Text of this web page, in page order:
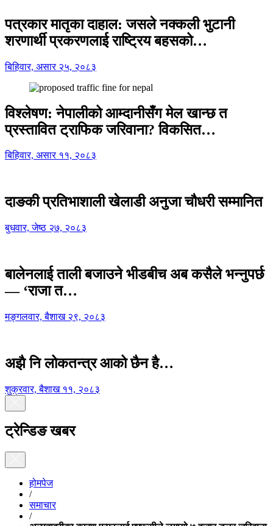
पत्रकार मातृका दाहाल: जसले नक्कली भुटानी
शरणार्थी प्रकरणलाई राष्ट्रिय बहसको…
बिहिवार, असार २५, २०८३
विश्लेषण: नेपालीको आम्दानीसँग मेल खान्छ त
प्रस्तावित ट्राफिक जरिवाना? विकसित…
बिहिवार, असार ११, २०८३
दाङकी प्रतिभाशाली खेलाडी अनुजा चौधरी सम्मानित
बुधवार, जेष्ठ २७, २०८३
बालेनलाई ताली बजाउने भीडबीच अब कसैले भन्नुपर्छ
— ‘राजा त…
मङ्गलवार, बैशाख २९, २०८३
अझै नि लोकतन्त्र आको छैन है…
शुक्रवार, बैशाख ११, २०८३
ट्रेन्डिङ खबर
होमपेज
/
समाचार
/